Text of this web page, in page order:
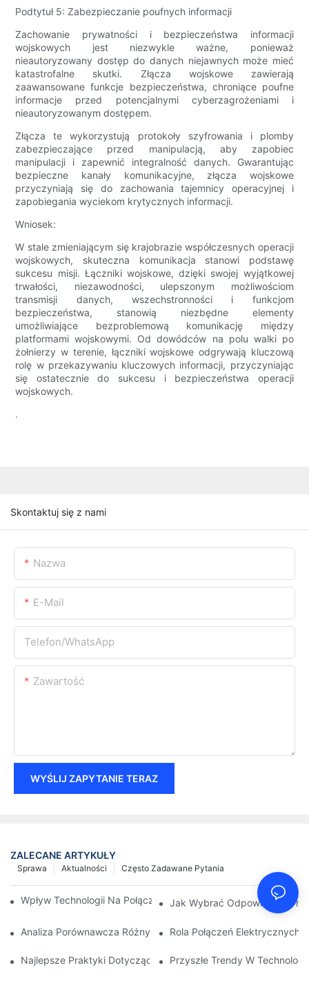
Podtytuł 5: Zabezpieczanie poufnych informacji
Zachowanie prywatności i bezpieczeństwa informacji
wojskowych jest niezwykle ważne, ponieważ
nieautoryzowany dostęp do danych niejawnych może mieć
katastrofalne skutki. Złącza wojskowe zawierają
zaawansowane funkcje bezpieczeństwa, chroniące poufne
informacje przed potencjalnymi cyberzagrożeniami i
nieautoryzowanym dostępem.
Złącza te wykorzystują protokoły szyfrowania i plomby
zabezpieczające przed manipulacją, aby zapobiec
manipulacji i zapewnić integralność danych. Gwarantując
bezpieczne kanały komunikacyjne, złącza wojskowe
przyczyniają się do zachowania tajemnicy operacyjnej i
zapobiegania wyciekom krytycznych informacji.
Wniosek:
W stale zmieniającym się krajobrazie współczesnych operacji
wojskowych, skuteczna komunikacja stanowi podstawę
sukcesu misji. Łączniki wojskowe, dzięki swojej wyjątkowej
trwałości, niezawodności, ulepszonym możliwościom
transmisji danych, wszechstronności i funkcjom
bezpieczeństwa, stanowią niezbędne elementy
umożliwiające bezproblemową komunikację między
platformami wojskowymi. Od dowódców na polu walki po
żołnierzy w terenie, łączniki wojskowe odgrywają kluczową
rolę w przekazywaniu kluczowych informacji, przyczyniając
się ostatecznie do sukcesu i bezpieczeństwa operacji
wojskowych.
.
Skontaktuj się z nami
Nazwa
E-Mail
Telefon/WhatsApp
Zawartość
WYŚLIJ ZAPYTANIE TERAZ
ZALECANE ARTYKUŁY
Często Zadawane Pytania
Aktualności
Sprawa
Wpływ Technologii Na Połączenia Elektryczne W Elektronice
Jak Wybrać Odpowiednie
Analiza Porównawcza Różnych Typów Połączeń Elektrycznych
Rola Połączeń Elektrycznych
Najlepsze Praktyki Dotyczące Utrzymania Połączeń
Przyszłe Trendy W